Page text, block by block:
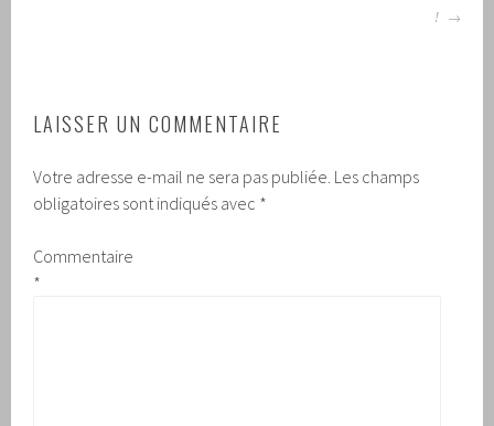
!
LAISSER UN COMMENTAIRE
Votre adresse e-mail ne sera pas publiée. Les champs
obligatoires sont indiqués avec *
Commentaire
*